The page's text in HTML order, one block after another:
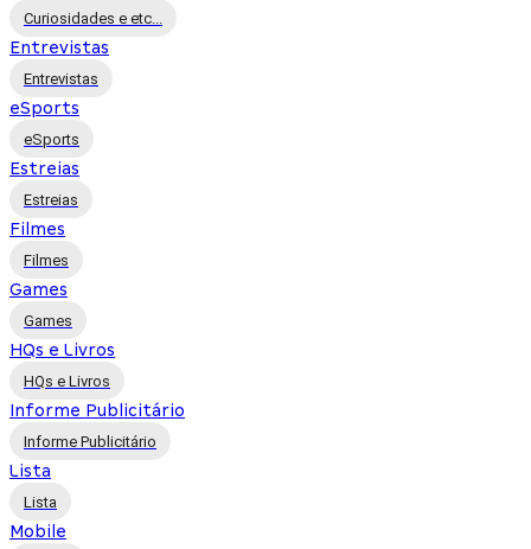
Curiosidades e etc...
Entrevistas
Entrevistas
eSports
eSports
Estreias
Estreias
Filmes
Filmes
Games
Games
HQs e Livros
HQs e Livros
Informe Publicitário
Informe Publicitário
Lista
Lista
Mobile